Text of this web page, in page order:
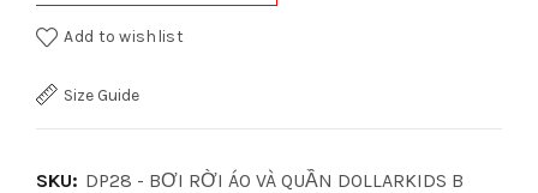
Add to wishlist
Size Guide
SKU: DP28 - BƠI RỜI ÁO VÀ QUẦN DOLLARKIDS B